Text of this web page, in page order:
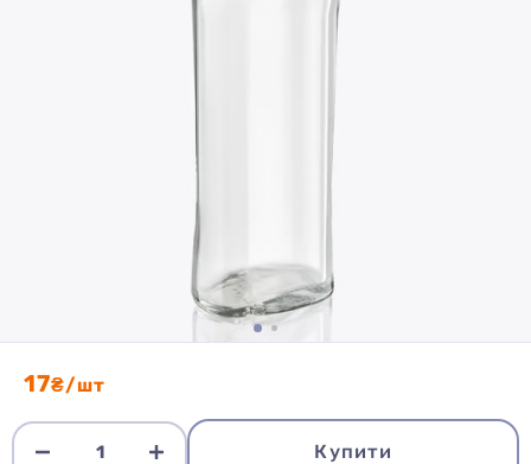
17₴/шт
Купити